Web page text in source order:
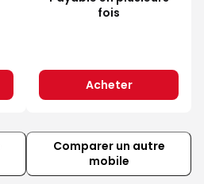
fois
Acheter
Comparer un autre
mobile